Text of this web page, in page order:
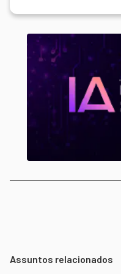
Assuntos relacionados